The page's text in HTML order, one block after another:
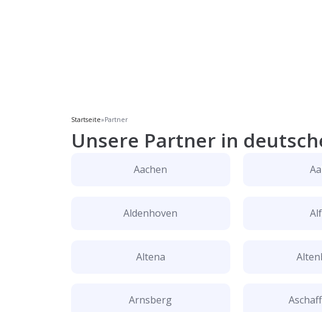
Startseite»Partner
Unsere Partner in
Aachen
Aldenhoven
Altena
Arnsberg